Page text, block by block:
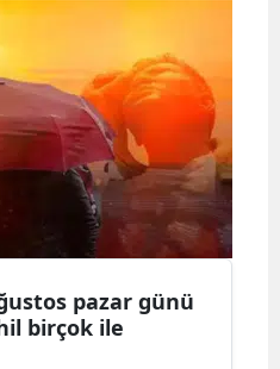
pazar günü
birçok ile